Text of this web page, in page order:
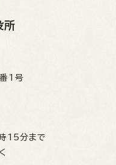
所
1号
15分まで